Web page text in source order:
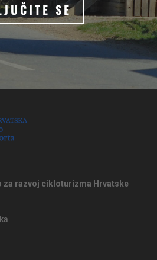
SE
za razvoj cikloturizma Hrvatske